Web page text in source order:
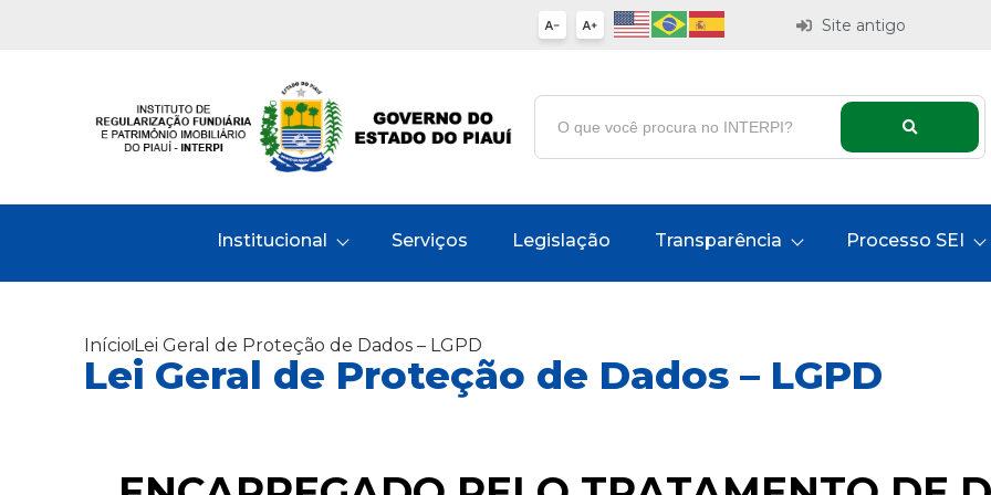
Site antigo
Institucional Serviços Legislação Transparência Processo SEI
Início Lei Geral de Proteção de Dados – LGPD
Lei Geral de Proteção de Dados – LGPD